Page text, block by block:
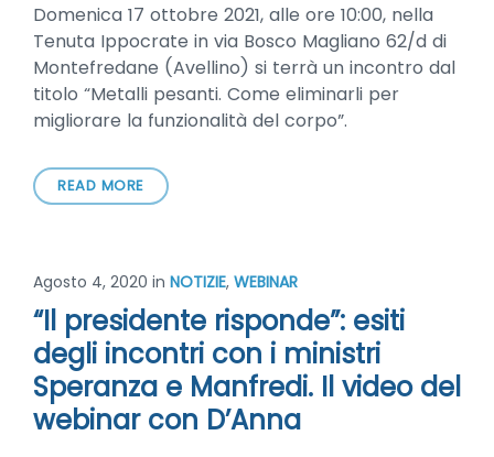
Domenica 17 ottobre 2021, alle ore 10:00, nella
Tenuta Ippocrate in via Bosco Magliano 62/d di
Montefredane (Avellino) si terrà un incontro dal
titolo “Metalli pesanti. Come eliminarli per
migliorare la funzionalità del corpo”.
READ MORE
Agosto 4, 2020 in NOTIZIE, WEBINAR
“Il presidente risponde”: esiti
degli incontri con i ministri
Speranza e Manfredi. Il video del
webinar con D’Anna